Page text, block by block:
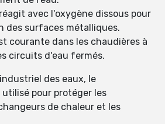
avec l'oxygène dissous pour
des surfaces métalliques.
courante dans les chaudières à
circuits d'eau fermés.
des eaux, le
pour protéger les
de chaleur et les